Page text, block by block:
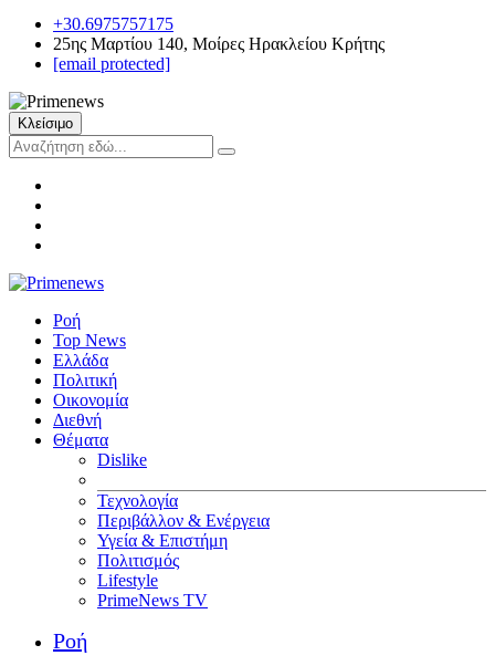
+30.6975757175
25ης Μαρτίου 140, Μοίρες Ηρακλείου Κρήτης
[email protected]
Κλείσιμο
Ροή
Top News
Ελλάδα
Πολιτική
Οικονομία
Διεθνή
Θέματα
Dislike
Τεχνολογία
Περιβάλλον & Ενέργεια
Υγεία & Επιστήμη
Πολιτισμός
Lifestyle
PrimeNews TV
Ροή